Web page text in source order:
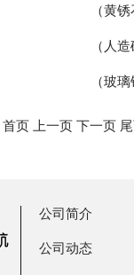
（黄
（人
（玻
首页 上一页 下一页
公司简介
公司动态